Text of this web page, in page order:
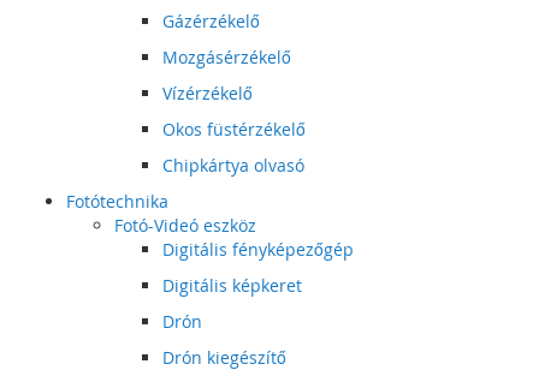
Gázérzékelő
Mozgásérzékelő
Vízérzékelő
Okos füstérzékelő
Chipkártya olvasó
Fotótechnika
Fotó-Videó eszköz
Digitális fényképezőgép
Digitális képkeret
Drón
Drón kiegészítő